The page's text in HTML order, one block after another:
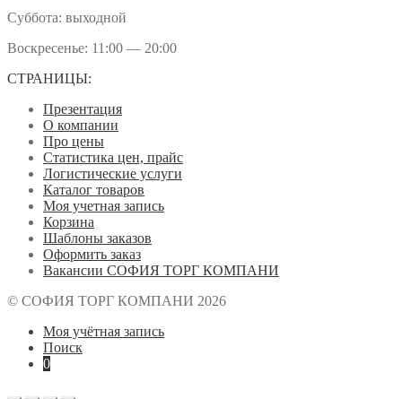
Суббота: выходной
Воскресенье: 11:00 — 20:00
СТРАНИЦЫ:
Презентация
О компании
Про цены
Статистика цен, прайс
Логистические услуги
Каталог товаров
Моя учетная запись
Корзина
Шаблоны заказов
Оформить заказ
Вакансии СОФИЯ ТОРГ КОМПАНИ
© СОФИЯ ТОРГ КОМПАНИ 2026
Моя учётная запись
Поиск
0